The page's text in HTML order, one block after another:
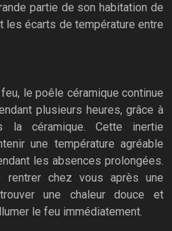
partie de son habitation de
les écarts de température entre
le poêle céramique continue
plusieurs heures, grâce à
la céramique. Cette inertie
une température agréable
les absences prolongées.
rentrer chez vous après une
une chaleur douce et
le feu immédiatement.